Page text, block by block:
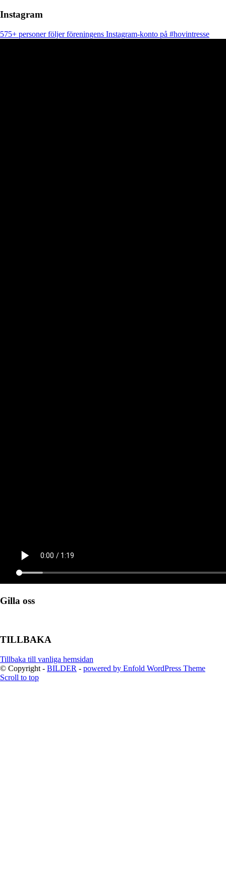
Instagram
575+ personer följer föreningens Instagram-konto på #hovintresse
Gilla oss
TILLBAKA
Tillbaka till vanliga hemsidan
© Copyright - BILDER - powered by Enfold WordPress Theme
Scroll to top